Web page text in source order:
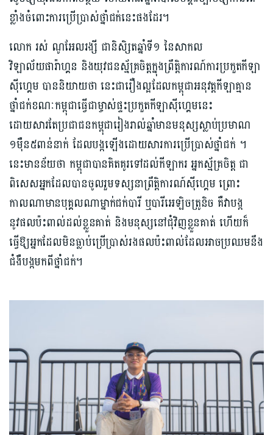
ខ្លាំងចំពោះការប្រើប្រាស់ថ្នាំជក់នេះផងដែរ។
លោក រស់ ណូអែលរង្សី ជានិសិ្សតឆ្នាំទី១ នៃសាកល
វិឡាល័យផារ៉ាហ្គន និងយុវជនស័្មគ្រចិត្តក្នុងព្រឹត្តិការណ៍ការប្រកួតកីឡា
ស៊ីហ្គេម បាននិយាយថា នេះជារឿងល្អដែលកម្ពុជាអនុវត្តកីឡាគ្មាន
ថ្នាំជក់ខណៈកម្ពុជាធ្វើជាម្ចាស់ផ្ទះប្រកួតកីឡាស៊ីហ្គេមនេះ
ដោយសារតែប្រជាជនកម្ពុជារៀងរាល់ឆ្នាំមានមនុស្សស្លាប់ប្រមាណ
១ម៉ឺន៥ពាន់នាក់ ដែលបង្កឡើងដោយសារការប្រើប្រាស់ថ្នាំជក់ ។
នេះមានន័យថា កម្ពុជាបានគិតគូរទៅដល់កីឡាករ អ្នកស្ម័គ្រចិត្ត ជា
ពិសេសអ្នកដែលបានចូលរួមទស្សនាព្រឹត្តិការណ៍ស៊ីហ្គេម ព្រោះ
កាលណាមានបុគ្គលណាម្នាក់ជក់បារី ឬបារីអេឡិចត្រូនិច គឺវាបង្ក
នូវផលប៉ះពាល់ដល់ខ្លួនគាត់ និងមនុស្សនៅជុំវិញខ្លួនគាត់ ហើយក៏
ធ្វើឱ្យអ្នកដែលមិនធ្លាប់ប្រើប្រាស់រងផលប៉ះពាល់ដែលអាចប្រឈមនឹង
ជំងឺបង្កមកពីថ្នាំជក់។